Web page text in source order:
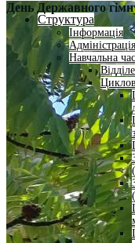
Структура
Інформація
Адміністрація
Навчальна
День Державного